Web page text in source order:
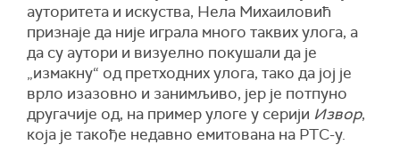
ауторитета и искуства, Нела Михаиловић
признаје да није играла много таквих улога, а
да су аутори и визуелно покушали да је
„измакну“ од претходних улога, тако да јој је
врло изазовно и занимљиво, јер је потпуно
другачије од, на пример улоге у серији Извор,
која је такође недавно емитована на РТС-у.